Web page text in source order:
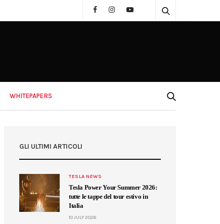
WHITEPAPERS
GLI ULTIMI ARTICOLI
TESLA NEWS
Tesla Power Your Summer 2026:
tutte le tappe del tour estivo in
Italia
10 JULY 2026